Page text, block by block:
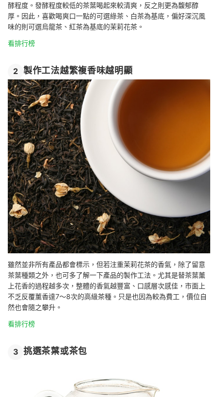
酵程度。發酵程度較低的茶葉喝起來較清爽，反之則更為馥郁醇
厚。因此，喜歡喝爽口一點的可選綠茶、白茶為基底，偏好深沉風
味的則可選烏龍茶、紅茶為基底的茉莉花茶。
看排行榜
2 製作工法越繁複香味越明顯
雖然並非所有產品都會標示，但若注重茉莉花茶的香氣，除了留意
茶葉種類之外，也可多了解一下產品的製作工法。尤其是替茶葉薰
上花香的過程越多次，整體的香氣越豐富、口感層次感佳，市面上
不乏反覆薰香達7〜8次的高級茶種。只是也因為較為費工，價位自
然也會隨之攀升。
看排行榜
3 挑選茶葉或茶包